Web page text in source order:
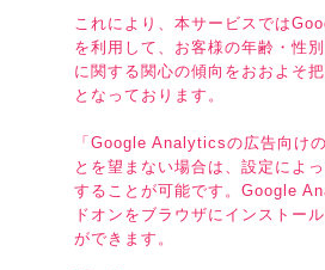
これにより、本サービスでは
を利用して、お客様の年齢・性
に関する関心の傾向をおおよそ
となっております。
「Google Analyticsの広告向け
とを望まない場合は、設定によ
することが可能です。Google
ドオンをブラウザにインストー
ができます。